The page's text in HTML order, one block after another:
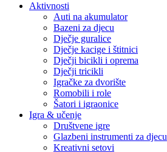
Aktivnosti
Auti na akumulator
Bazeni za djecu
Dječje guralice
Dječje kacige i štitnici
Dječji bicikli i oprema
Dječji tricikli
Igračke za dvorište
Romobili i role
Šatori i igraonice
Igra & učenje
Društvene igre
Glazbeni instrumenti za djecu
Kreativni setovi